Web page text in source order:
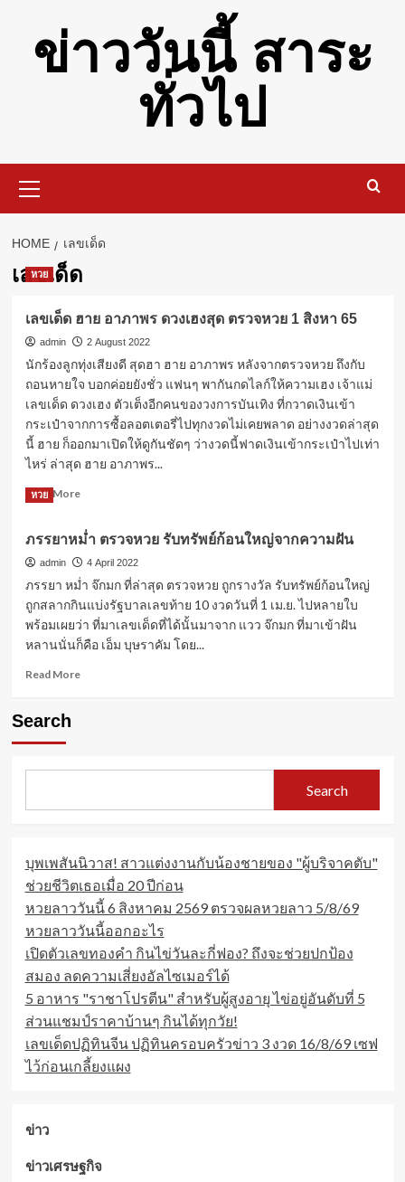
contentข่าววันนี้ สาระ
ทั่วไป
Menu
HOME เลขเด็ด
เลขเด็ด
หวย
เลขเด็ด ฮาย อาภาพร ดวงเฮงสุด ตรวจหวย 1 สิงหา 65
admin 2 August 2022
นักร้องลูกทุ่งเสียงดี สุดฮา ฮาย อาภาพร หลังจากตรวจหวย ถึงกับ
ถอนหายใจ บอกค่อยยังชั่ว แฟนๆ พากันกดไลก์ให้ความเฮง เจ้าแม่
เลขเด็ด ดวงเฮง ตัวเต็งอีกคนของวงการบันเทิง ที่กวาดเงินเข้า
กระเป๋าจากการซื้อลอตเตอรี่ไปทุกงวดไม่เคยพลาด อย่างงวดล่าสุด
นี้ ฮาย ก็ออกมาเปิดให้ดูกันชัดๆ ว่างวดนี้ฟาดเงินเข้ากระเป๋าไปเท่า
ไหร่ ล่าสุด ฮาย อาภาพร...
Read MoreRead
เลข
เด็ด
ฮาย
อาภา
พร
ดวง
เฮง
ตรวจ
หวย
ภรรยาหม่ำ ตรวจหวย รับทรัพย์ก้อนใหญ่จากความฝัน
admin 4 April 2022
ภรรยา หม่ำ จ๊กมก ที่ล่าสุด ตรวจหวย ถูกรางวัล รับทรัพย์ก้อนใหญ่
ถูกสลากกินแบ่งรัฐบาลเลขท้าย 10 งวดวันที่ 1 เม.ย. ไปหลายใบ
พร้อมเผยว่า ที่มาเลขเด็ดที่ได้นั้นมาจาก แวว จ๊กมก ที่มาเข้าฝัน
หลานนั่นก็คือ เอ็ม บุษราคัม โดย...
Read MoreRead
หวย
ทรัพย์
จาก
ฝัน
Search
Search
บุพเพสันนิวาส! สาวแต่งงานกับน้องชายของ "ผู้บริจาคตับ"
ช่วยชีวิตเธอเมื่อ 20 ปีก่อน
หวยลาววันนี้ 6 สิงหาคม 2569 ตรวจผลหวยลาว 5/8/69
หวยลาววันนี้ออกอะไร
เปิดตัวเลขทองคำ กินไข่วันละกี่ฟอง? ถึงจะช่วยปกป้อง
สมอง ลดความเสี่ยงอัลไซเมอร์ได้
5 อาหาร "ราชาโปรตีน" สำหรับผู้สูงอายุ ไข่อยู่อันดับที่ 5
ส่วนแชมป์ราคาบ้านๆ กินได้ทุกวัย!
เลขเด็ดปฏิทินจีน ปฏิทินครอบครัวข่าว 3 งวด 16/8/69 เซฟ
ไว้ก่อนเกลี้ยงแผง
ข่าว
ข่าวเศรษฐกิจ